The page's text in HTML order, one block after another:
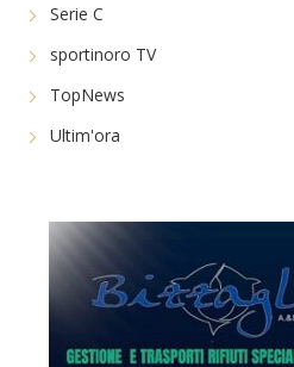
Serie C
sportinoro TV
TopNews
Ultim'ora